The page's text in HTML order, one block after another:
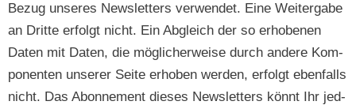
Bezug unseres Newslet­ters ver­wen­det. Eine Weit­er­gabe
an Dritte erfol­gt nicht. Ein Abgle­ich der so erhobe­nen
Dat­en mit Dat­en, die möglicher­weise durch andere Kom­
po­nen­ten unser­er Seite erhoben wer­den, erfol­gt eben­falls
nicht. Das Abon­nement dieses Newslet­ters kön­nt Ihr jed­